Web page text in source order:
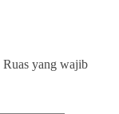
Ruas yang wajib